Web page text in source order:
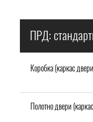
ПРД:
Коробка (каркас
Полотно двери